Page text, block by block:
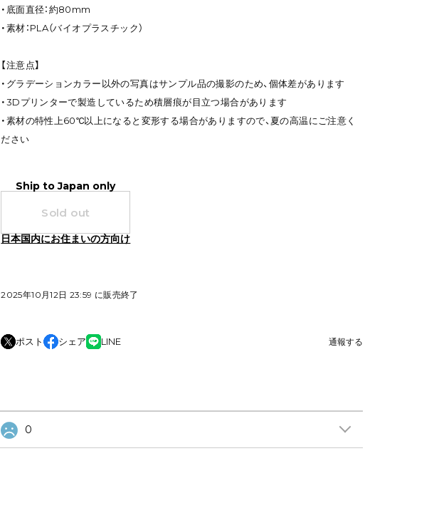
・底面直径：約80mm
・素材：PLA（バイオプラスチック）
【注意点】
・グラデーションカラー以外の写真はサンプル品の撮影のため、個体差があります
・3Dプリンターで製造しているため積層痕が目立つ場合があります
・素材の特性上60℃以上になると変形する場合がありますので、夏の高温にご注意く
ださい
Ship to Japan only
Sold out
日本国内にお住まいの方向け
2025年10月12日 23:59 に販売終了
ポスト シェア LINE 通報する
0